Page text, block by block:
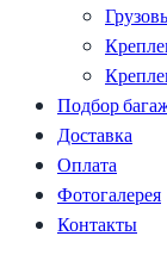
Подбор
Доставка
Оплата
Фотогалерея
Контакты